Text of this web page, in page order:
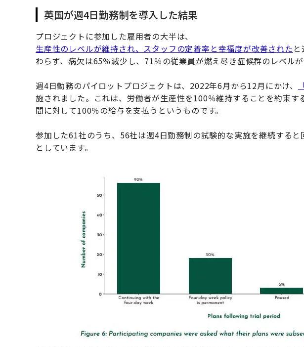
英国が週4日勤務制を導入した結果
プロジェクトに参加した雇用者の大半は、
生産性のレベルが維持され、スタッフの定着率と幸福度が改善された
わらず、病欠は65％減少し、71％の従業員が燃え尽き症候群のレベルが
週4日勤務のパイロットプロジェクトは、2022年6月から12月にかけ、
施されました。これは、労働者が生産性を100％維持することを約束す
間に対して100％の給与を支払うというものです。
参加した61社のうち、56社は週4日勤務制の試験的な実施を継続する
としています。